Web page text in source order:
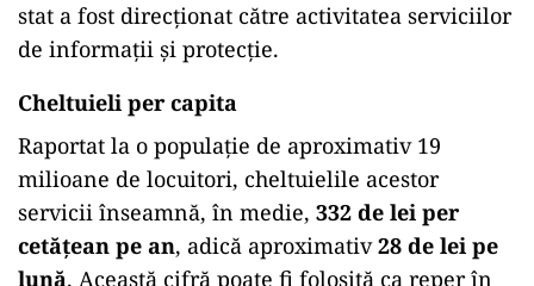
stat a fost direcționat către activitatea serviciilor
de informații și protecție.
Cheltuieli per capita
Raportat la o populație de aproximativ 19
milioane de locuitori, cheltuielile acestor
servicii înseamnă, în medie, 332 de lei per
cetățean pe an, adică aproximativ28 de lei pe
lună. Această cifră poate fi folosită ca reper în